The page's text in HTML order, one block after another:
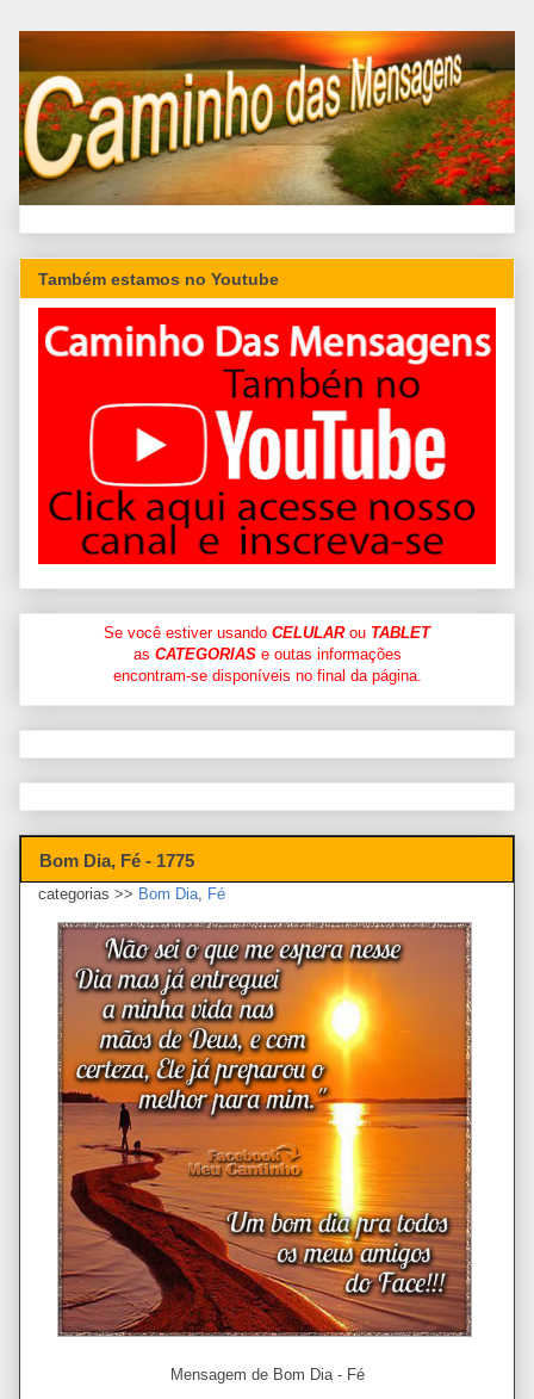
Também estamos no Youtube
Se você estiver usando CELULARou TABLET
as CATEGORIASe outas informações
encontram-se disponíveis no final da página.
Bom Dia, Fé - 1775
categorias >> Bom Dia, Fé
Mensagem de Bom Dia - Fé